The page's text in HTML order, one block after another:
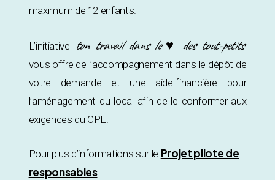
maximum de 12 enfants.
L’initiative ton travail dans le ♥ des tout-petits
vous offre de l’accompagnement dans le dépôt de
votre demande et une aide-financière pour
l’aménagement du local afin de le conformer aux
exigences du CPE.
Pour plus d’informations sur le Projet pilote de
responsables